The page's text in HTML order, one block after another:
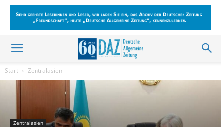
Start Zentralasien
Zentralasien